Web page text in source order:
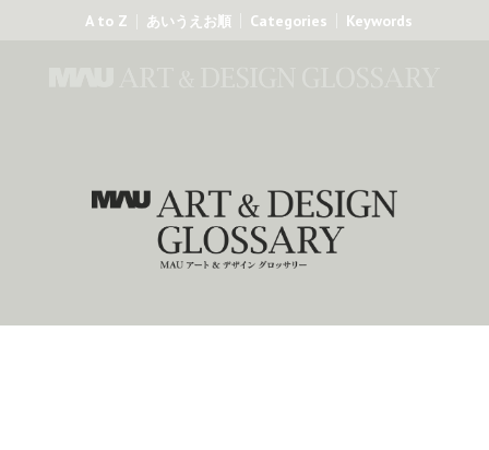
A to Z あいうえお順 Categories Keywords